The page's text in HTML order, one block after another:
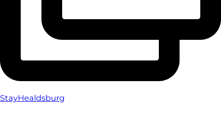
StayHealdsburg